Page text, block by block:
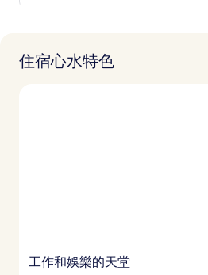
住宿心水特色
工作和娛樂的天堂